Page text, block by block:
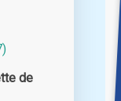
de